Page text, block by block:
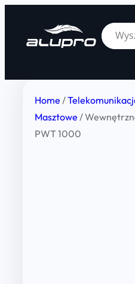
Home /
Masztowe /
PWT 1000